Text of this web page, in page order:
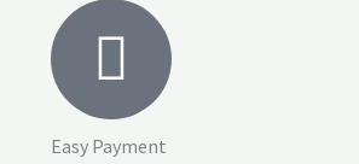
Easy Payment